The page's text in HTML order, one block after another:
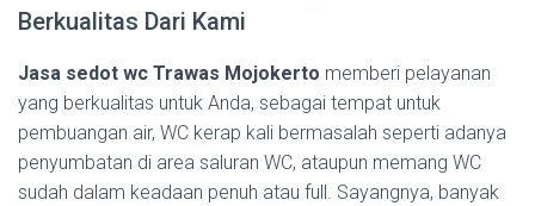
Berkualitas Dari Kami
Jasa sedot wc Trawas Mojokerto memberi pelayanan
yang berkualitas untuk Anda, sebagai tempat untuk
pembuangan air, WC kerap kali bermasalah seperti adanya
penyumbatan di area saluran WC, ataupun memang WC
sudah dalam keadaan penuh atau full. Sayangnya, banyak